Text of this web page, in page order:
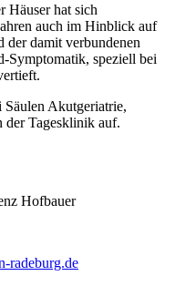
Häuser hat sich
auch im Hinblick auf
damit verbundenen
Symptomatik, speziell bei
Akutgeriatrie,
der Tagesklinik auf.
Hofbauer
radeburg.de